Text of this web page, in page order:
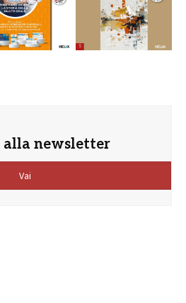
newsletter
Vai